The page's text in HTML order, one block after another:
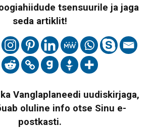
tsensuurile ja jaga
seda artiklit!
Vanglaplaneedi uudiskirjaga,
oluline info otse Sinu e-
postkasti.